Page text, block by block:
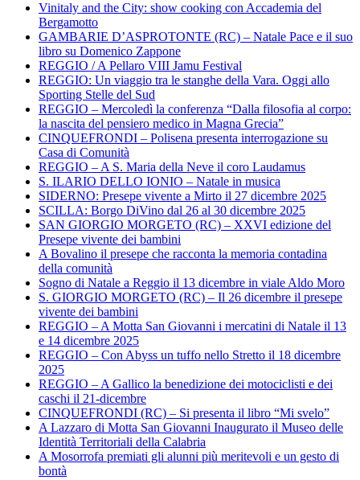
Vinitaly and the City: show cooking con Accademia del
Bergamotto
GAMBARIE D’ASPROTONTE (RC) – Natale Pace e il suo
libro su Domenico Zappone
REGGIO / A Pellaro VIII Jamu Festival
REGGIO: Un viaggio tra le stanghe della Vara. Oggi allo
Sporting Stelle del Sud
REGGIO – Mercoledì la conferenza “Dalla filosofia al corpo:
la nascita del pensiero medico in Magna Grecia”
CINQUEFRONDI – Polisena presenta interrogazione su
Casa di Comunità
REGGIO – A S. Maria della Neve il coro Laudamus
S. ILARIO DELLO IONIO – Natale in musica
SIDERNO: Presepe vivente a Mirto il 27 dicembre 2025
SCILLA: Borgo DiVino dal 26 al 30 dicembre 2025
SAN GIORGIO MORGETO (RC) – XXVI edizione del
Presepe vivente dei bambini
A Bovalino il presepe che racconta la memoria contadina
della comunità
Sogno di Natale a Reggio il 13 dicembre in viale Aldo Moro
S. GIORGIO MORGETO (RC) – Il 26 dicembre il presepe
vivente dei bambini
REGGIO – A Motta San Giovanni i mercatini di Natale il 13
e 14 dicembre 2025
REGGIO – Con Abyss un tuffo nello Stretto il 18 dicembre
2025
REGGIO – A Gallico la benedizione dei motociclisti e dei
caschi il 21-dicembre
CINQUEFRONDI (RC) – Si presenta il libro “Mi svelo”
A Lazzaro di Motta San Giovanni Inaugurato il Museo delle
Identità Territoriali della Calabria
A Mosorrofa premiati gli alunni più meritevoli e un gesto di
bontà